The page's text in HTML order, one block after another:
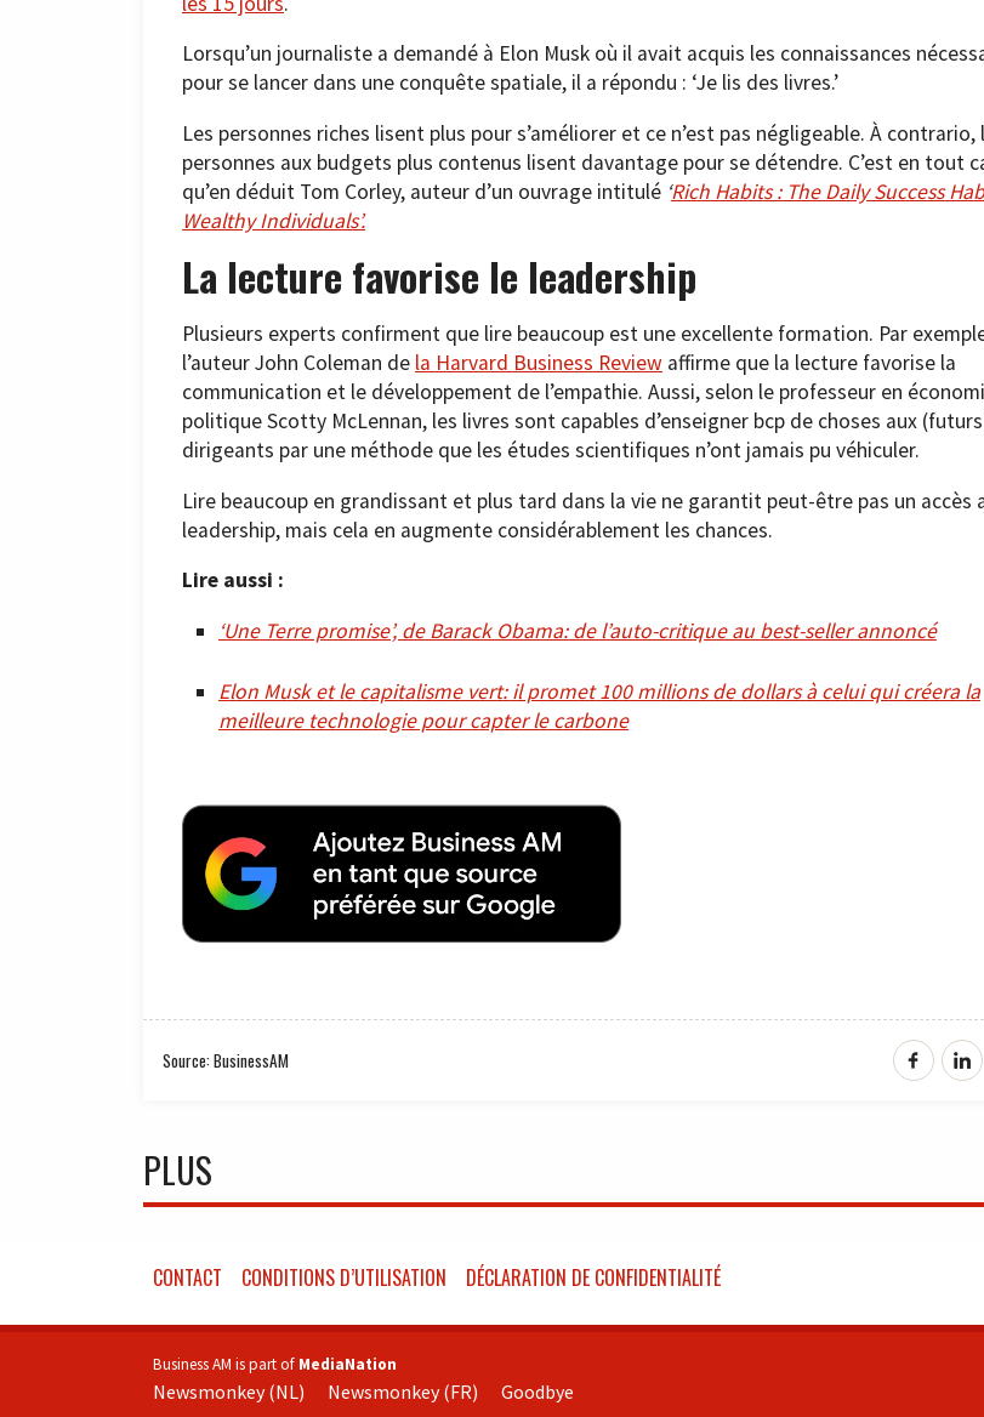
Lorsqu’un journaliste a demandé à Elon Musk où il avait acquis les connaissances
pour se lancer dans une conquête spatiale, il a répondu : ‘Je lis des livres.’
Les personnes riches lisent plus pour s’améliorer et ce n’est pas négligeable. À contrario,
personnes aux budgets plus contenus lisent davantage pour se détendre. C’est en tout
qu’en déduit Tom Corley, auteur d’un ouvrage intitulé ‘Rich Habits : The Daily Success
Wealthy Individuals’.
La lecture favorise le leadership
Plusieurs experts confirment que lire beaucoup est une excellente formation. Par
l’auteur John Coleman de la Harvard Business Review affirme que la lecture favorise la
communication et le développement de l’empathie. Aussi, selon le professeur en
politique Scotty McLennan, les livres sont capables d’enseigner bcp de choses aux
dirigeants par une méthode que les études scientifiques n’ont jamais pu véhiculer.
Lire beaucoup en grandissant et plus tard dans la vie ne garantit peut-être pas un accès
leadership, mais cela en augmente considérablement les chances.
Lire aussi :
‘Une Terre promise’, de Barack Obama: de l’auto-critique au best-seller annoncé
Elon Musk et le capitalisme vert: il promet 100 millions de dollars à celui qui créera la
meilleure technologie pour capter le carbone
Source: BusinessAM
PLUS
CONTACT CONDITIONS D’UTILISATION DÉCLARATION DE CONFIDENTIALITÉ
Business AM is part of MediaNation
Newsmonkey (NL) Newsmonkey (FR) Goodbye